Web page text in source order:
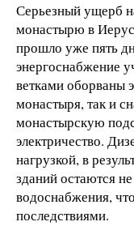
Серьезный ущерб
монастырю в
прошло уже пять
энергоснабжение
ветками оборваны
монастыря, так и
монастырскую
электричество.
нагрузкой, в
зданий остаются
водоснабжения,
последствиями.